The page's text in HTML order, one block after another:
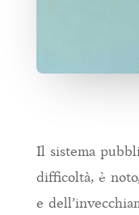
Il sistema
difficoltà, è
e